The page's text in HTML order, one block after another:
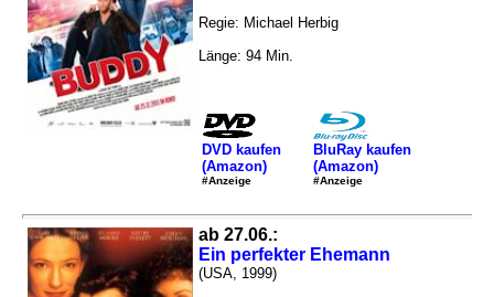
Regie: Michael Herbig
Länge: 94 Min.
DVD kaufen
(Amazon)
#Anzeige
BluRay kaufen
(Amazon)
#Anzeige
ab 27.06.:
Ein perfekter Ehemann
(USA, 1999)